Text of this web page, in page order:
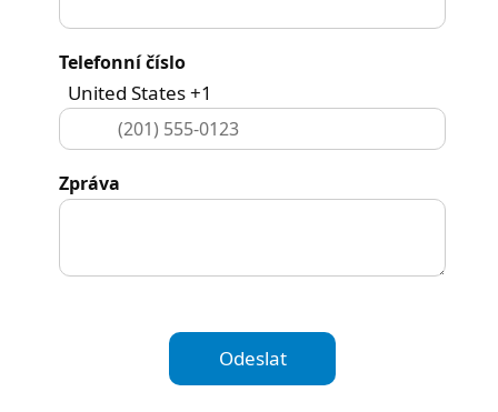
Telefonní číslo
United States +1
Zpráva
Odeslat